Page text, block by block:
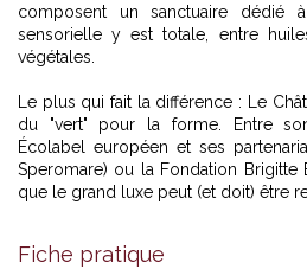
composent un sanctuaire dédié
sensorielle y est totale, entre
végétales.
Le plus qui fait la différence : Le
du "vert" pour la forme. Entre
Écolabel européen et ses
Speromare) ou la Fondation
que le grand luxe peut (et doit) être
Fiche pratique